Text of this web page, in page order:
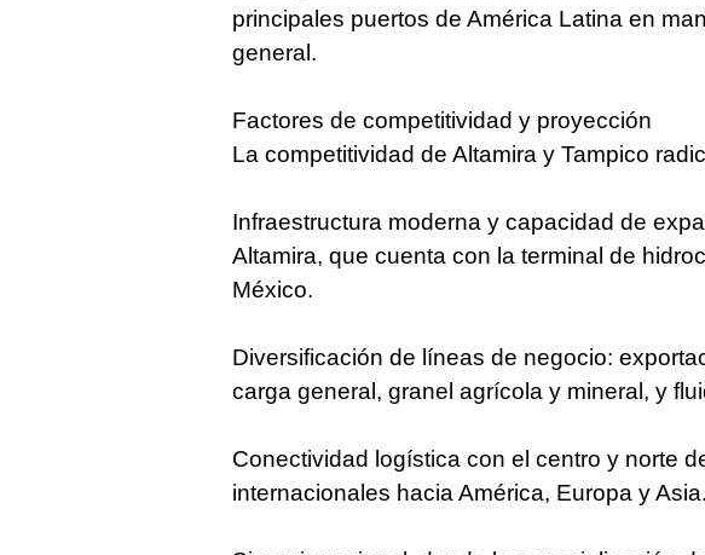
principales puertos de América Latina en
general.
Factores de competitividad y proyección
La competitividad de Altamira y Tampico
Infraestructura moderna y capacidad de
Altamira, que cuenta con la terminal de
México.
Diversificación de líneas de negocio:
carga general, granel agrícola y mineral, y
Conectividad logística con el centro y norte
internacionales hacia América, Europa y Asia.